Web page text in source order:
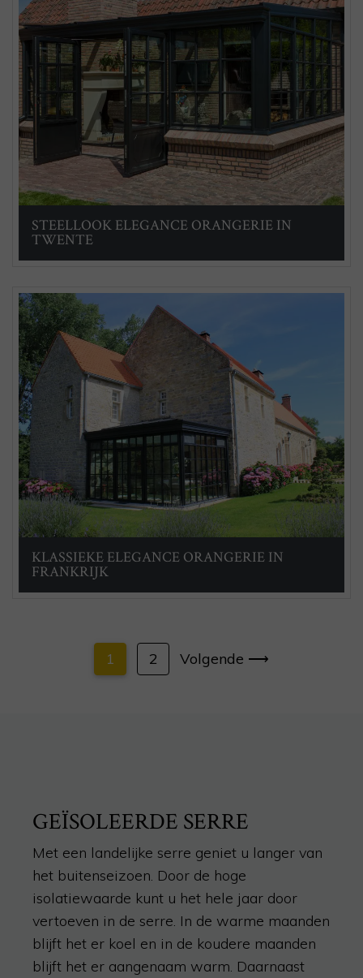
STEELLOOK ELEGANCE ORANGERIE IN
TWENTE
KLASSIEKE ELEGANCE ORANGERIE IN
FRANKRIJK
1 2 Volgende ⟶
GEÏSOLEERDE SERRE
Met een landelijke serre geniet u langer van
het buitenseizoen. Door de hoge
isolatiewaarde kunt u het hele jaar door
vertoeven in de serre. In de warme maanden
blijft het er koel en in de koudere maanden
blijft het er aangenaam warm. Daarnaast